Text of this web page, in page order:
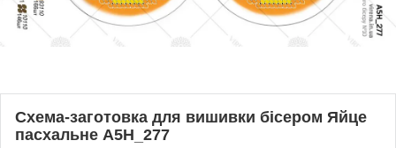
Схема-заготовка для вишивки бісером Яйце
пасхальне А5Н_277